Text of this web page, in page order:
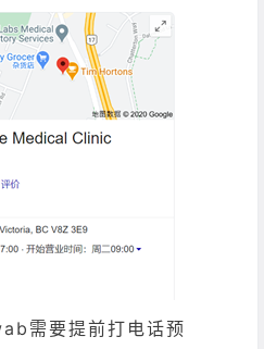
需要提前打电话预